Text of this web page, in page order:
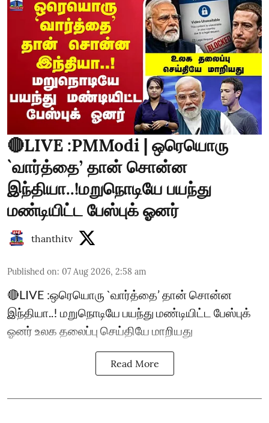
🔴LIVE :PMModi | ஒரெயொரு
`வார்த்தை’ தான் சொன்ன
இந்தியா..!மறுநொடியே பயந்து
மண்டியிட்ட பேஸ்புக் ஓனர்
thanthitv
Published on: 07 Aug 2026, 2:58 am
🔴LIVE :ஒரெயொரு `வார்த்தை’ தான் சொன்ன
இந்தியா..! மறுநொடியே பயந்து மண்டியிட்ட பேஸ்புக்
ஓனர் உலக தலைப்பு செய்தியே மாறியது
Read More